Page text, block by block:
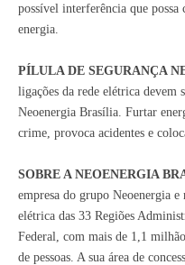
possível interferência que
energia.
PÍLULA DE SEGURANÇA
ligações da rede elétrica devem
Neoenergia Brasília. Furtar
crime, provoca acidentes e
SOBRE A NEOENERGIA
empresa do grupo Neoenergia
elétrica das 33 Regiões
Federal, com mais de 1,1
de pessoas. A sua área de